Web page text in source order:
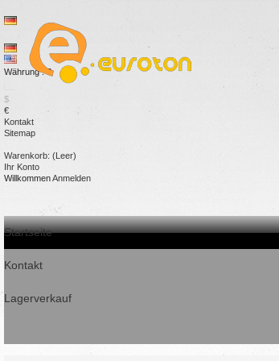
Währung : €
$
€
Kontakt
Sitemap
Warenkorb: (Leer)
Ihr Konto
WillkommenAnmelden
Startseite
Kontakt
Lagerverkauf